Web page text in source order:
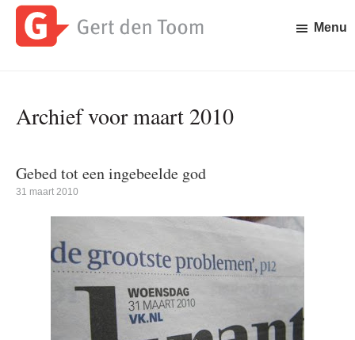
Door
Spring
den
Menu
Archief voor maart 2010
Gebed tot een ingebeelde god
31 maart 2010